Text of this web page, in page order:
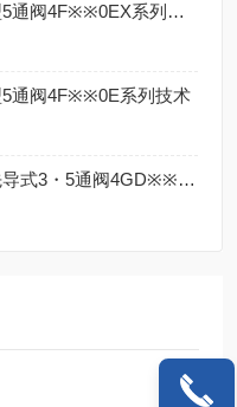
日本CKD喜开理先导式防爆型5通阀4F※※0EX系列的特点
5通阀4F※※0E系列技术
日本CKD喜开理本安防爆型先导式3・5通阀4GD※※0EX・4GE※※0EX系特点